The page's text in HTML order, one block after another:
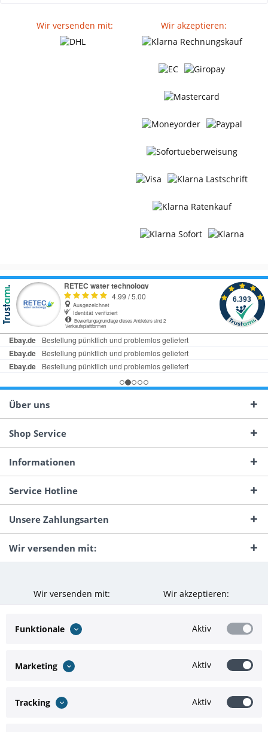
Wir versenden mit: Wir akzeptieren:
Über uns
Shop Service
Informationen
Service Hotline
Unsere Zahlungsarten
Wir versenden mit:
Wir versenden mit: Wir akzeptieren:
Funktionale Aktiv
Marketing Aktiv
Tracking Aktiv